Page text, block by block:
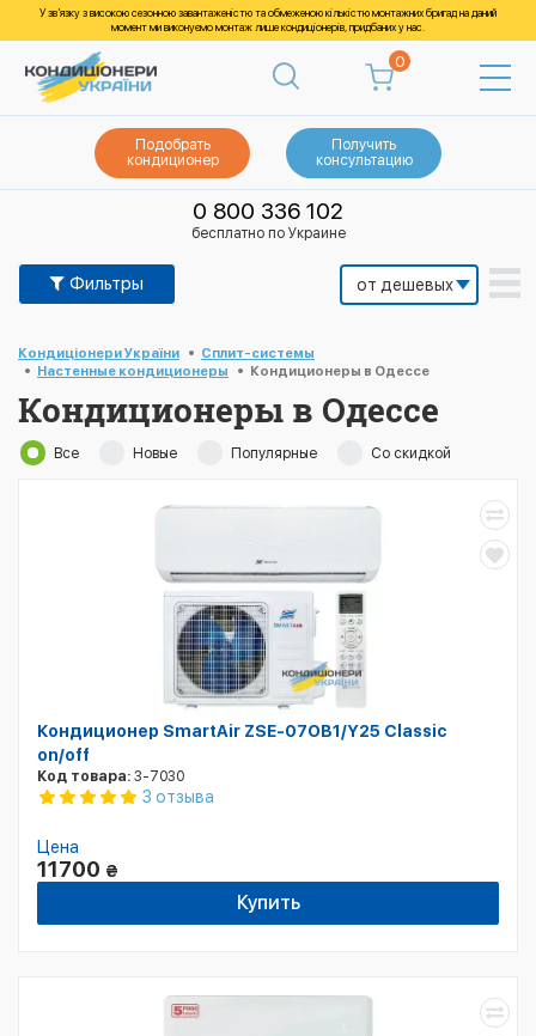
У зв’язку з високою сезонною завантаженістю та обмеженою кількістю монтажних бригад на даний
момент ми виконуємо монтаж лише кондиціонерів, придбаних у нас.
0
Подобрать
кондиционер
Получить
консультацию
0 800 336 102
бесплатно по Украине
Фильтры
Кондиціонери України
Cплит-системы
Настенные кондиционеры
Кондиционеры в Одессе
Кондиционеры в Одессе
Все Новые Популярные Со скидкой
Кондиционер SmartAir ZSE-07OB1/Y25 Classic
on/off
Код товара: 3-7030
3 отзыва
Цена
11700 ₴
Купить